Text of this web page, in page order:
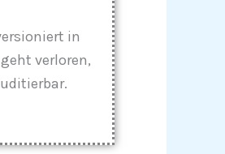
in
verloren,